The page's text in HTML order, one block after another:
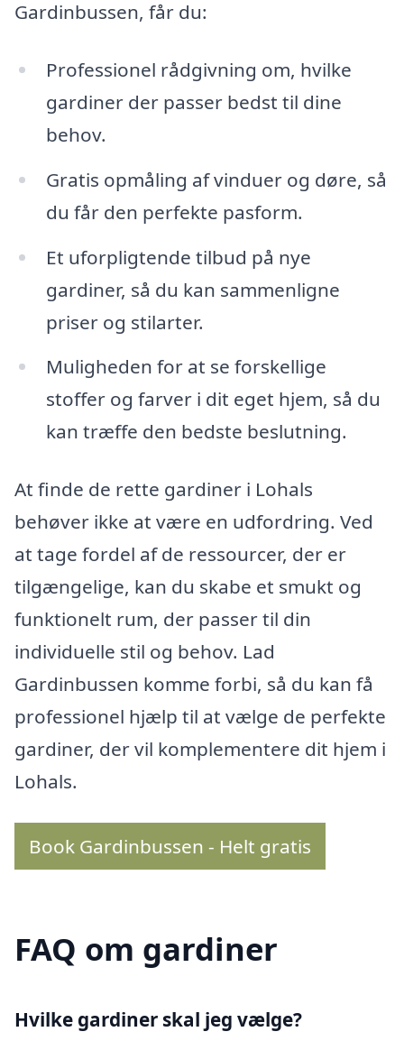
Gardinbussen, får du:
Professionel rådgivning om, hvilke
gardiner der passer bedst til dine
behov.
Gratis opmåling af vinduer og døre, så
du får den perfekte pasform.
Et uforpligtende tilbud på nye
gardiner, så du kan sammenligne
priser og stilarter.
Muligheden for at se forskellige
stoffer og farver i dit eget hjem, så du
kan træffe den bedste beslutning.
At finde de rette gardiner i Lohals
behøver ikke at være en udfordring. Ved
at tage fordel af de ressourcer, der er
tilgængelige, kan du skabe et smukt og
funktionelt rum, der passer til din
individuelle stil og behov. Lad
Gardinbussen komme forbi, så du kan få
professionel hjælp til at vælge de perfekte
gardiner, der vil komplementere dit hjem i
Lohals.
Book Gardinbussen - Helt gratis
FAQ om gardiner
Hvilke gardiner skal jeg vælge?